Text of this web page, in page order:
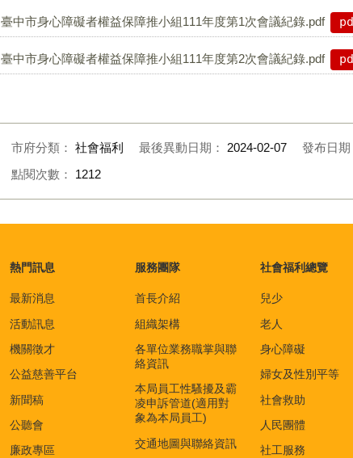
臺中市身心障礙者權益保障推小組111年度第1次會議紀錄.pdf
臺中市身心障礙者權益保障推小組111年度第2次會議紀錄.pdf
市府分類： 社會福利 最後異動日期： 2024-02-07 發布日期
點閱次數： 1212
熱門訊息
最新消息
活動訊息
機關徵才
公益慈善平台
新聞稿
公聽會
廉政專區
服務團隊
首長介紹
組織架構
各單位業務職掌與聯
絡資訊
本局員工性騷擾及霸
凌申訴管道(適用對
象為本局員工)
交通地圖與聯絡資訊
社會福利總覽
兒少
老人
身心障礙
婦女及性別平等
社會救助
人民團體
社工服務